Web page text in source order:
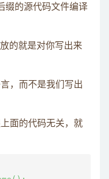
缀的源代码文件编译
的就是对你写出来
，而不是我们写出
面的代码无关，就